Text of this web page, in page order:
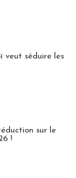
veut séduire les
sur le
!